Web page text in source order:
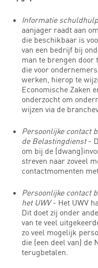
Informatie
aanjager raadt aan
die beschikbaar is
van een bedrijf bij
man te brengen door
die voor
werken, hierop te
Economische Zaken
onderzocht om
wijzen via de
Persoonlijke contact
de Belastingdienst-
om bij de
streven naar zoveel
contactmomenten
Persoonlijke contact
het UWV- Het UWV
Dit doet zij onder
van te veel
zo veel mogelijk
die (een deel van) de
terugbetalen.